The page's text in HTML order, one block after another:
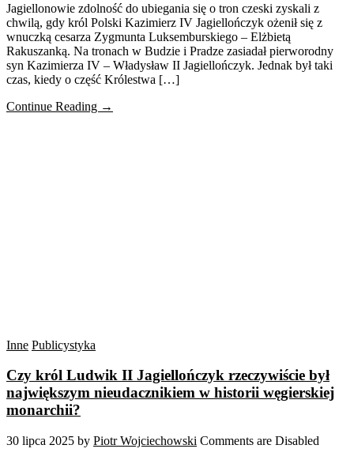
Jagiellonowie zdolność do ubiegania się o tron czeski zyskali z
chwilą, gdy król Polski Kazimierz IV Jagiellończyk ożenił się z
wnuczką cesarza Zygmunta Luksemburskiego – Elżbietą
Rakuszanką. Na tronach w Budzie i Pradze zasiadał pierworodny
syn Kazimierza IV – Władysław II Jagiellończyk. Jednak był taki
czas, kiedy o część Królestwa […]
Continue Reading →
Inne Publicystyka
Czy król Ludwik II Jagiellończyk rzeczywiście był
największym nieudacznikiem w historii węgierskiej
monarchii?
30 lipca 2025 by Piotr Wojciechowski Comments are Disabled